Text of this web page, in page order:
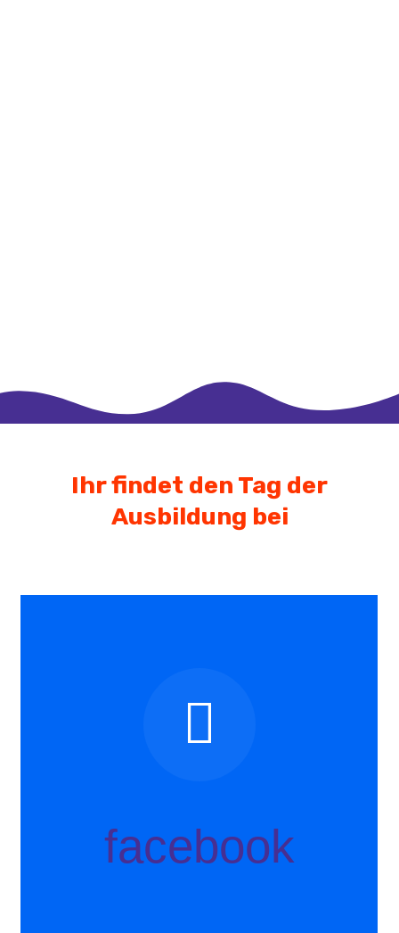
Ihr findet den Tag der
Ausbildung bei
facebook